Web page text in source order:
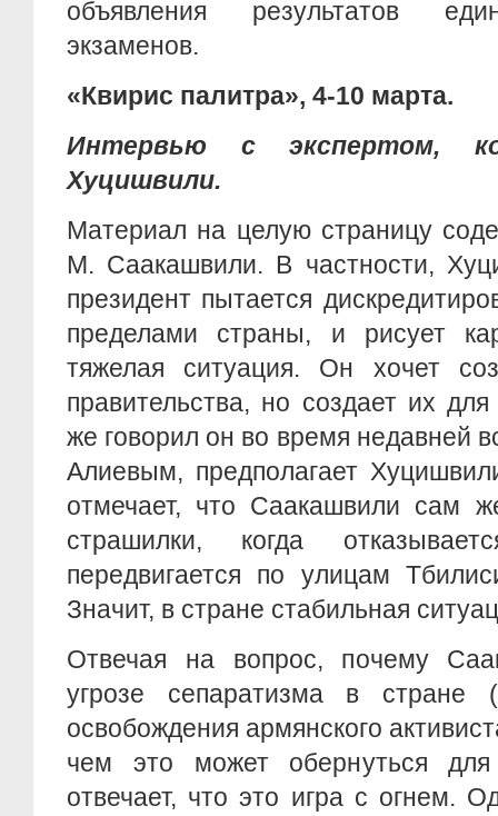
объявления результатов
экзаменов.
«Квирис палитра», 4-10 марта.
Интервью с экспертом,
Хуцишвили.
Материал на целую страницу
М. Саакашвили. В частности,
президент пытается
пределами страны, и рисует
тяжелая ситуация. Он хочет
правительства, но создает их
же говорил он во время недавней
Алиевым, предполагает
отмечает, что Саакашвили сам
страшилки, когда
передвигается по улицам
Значит, в стране стабильная
Отвечая на вопрос, почему
угрозе сепаратизма в стране
освобождения армянского
чем это может обернуться
отвечает, что это игра с огнем.